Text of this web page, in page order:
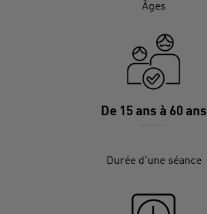
Âges
De 15 ans à 60 ans
Durée d'une séance